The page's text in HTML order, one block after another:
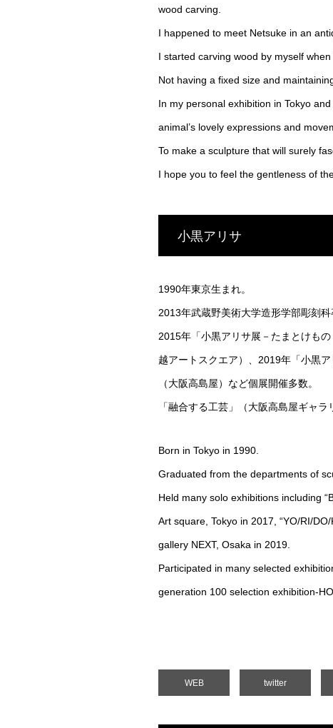
wood carving.
I happened to meet Netsuke in an
I started carving wood by myself
Not having a fixed size and
In my personal exhibition in Tokyo
animal’s lovely expressions and
To make a sculpture that will surely
I hope you to feel the gentleness of
小黒アリサ
1990年東京生まれ。
2013年武蔵野美術大学造形学部彫刻科
2015年「小黒アリサ展－たまとけも
越アートスクエア）、2019年「小黒
（大阪高島屋）など個展開催多数。
「融合する工芸」（大阪高島屋ギャ
Born in Tokyo in 1990.
Graduated from the departments of
Held many solo exhibitions including
Art square, Tokyo in 2017, “YO/RI/
gallery NEXT, Osaka in 2019.
Participated in many selected
generation 100 selection exhibition-
WEB twitter